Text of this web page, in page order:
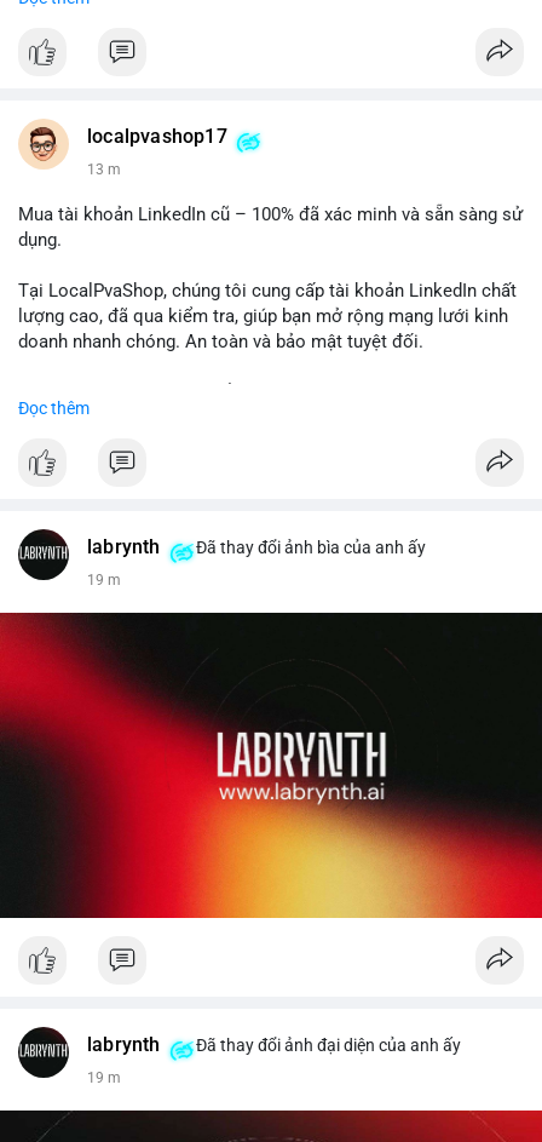
✅ Telegram: @localpvashop
✅ Email: localpvashop@gmail.com
localpvashop17
13 m
Mua tài khoản LinkedIn cũ – 100% đã xác minh và sẵn sàng sử
dụng.
Tại LocalPvaShop, chúng tôi cung cấp tài khoản LinkedIn chất
lượng cao, đã qua kiểm tra, giúp bạn mở rộng mạng lưới kinh
doanh nhanh chóng. An toàn và bảo mật tuyệt đối.
✅ Phản hồi trong 24 giờ
✅ Email: localpvashop@gmail.com
Đọc thêm
labrynth Đã thay đổi ảnh bìa của anh ấy
19 m
labrynth Đã thay đổi ảnh đại diện của anh ấy
19 m